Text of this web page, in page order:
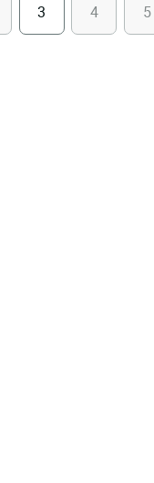
3 4 5